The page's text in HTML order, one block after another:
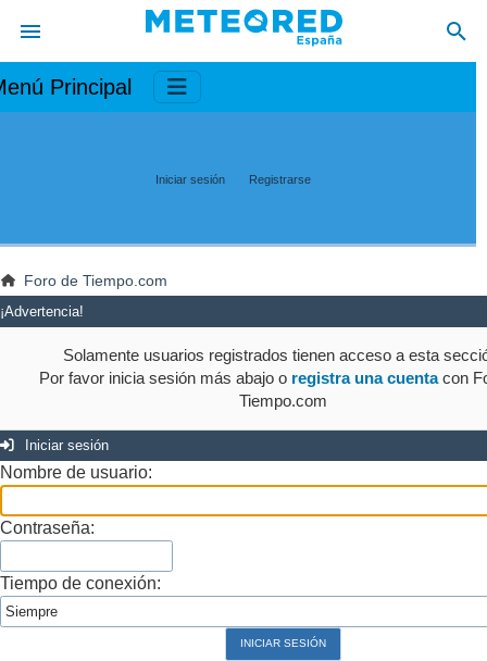
Principal
Iniciar sesión Registrarse
Foro de Tiempo.com
¡Advertencia!
Solamente usuarios registrados tienen acceso a esta
Por favor inicia sesión más abajo o registra una cuentacon
Tiempo.com
Iniciar sesión
Nombre de usuario:
Contraseña:
Tiempo de conexión: